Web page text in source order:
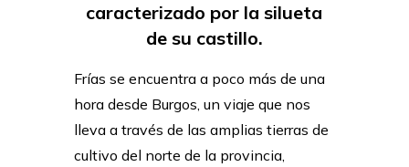
caracterizado por la silueta
de su castillo.
Frías se encuentra a poco más de una
hora desde Burgos, un viaje que nos
lleva a través de las amplias tierras de
cultivo del norte de la provincia,